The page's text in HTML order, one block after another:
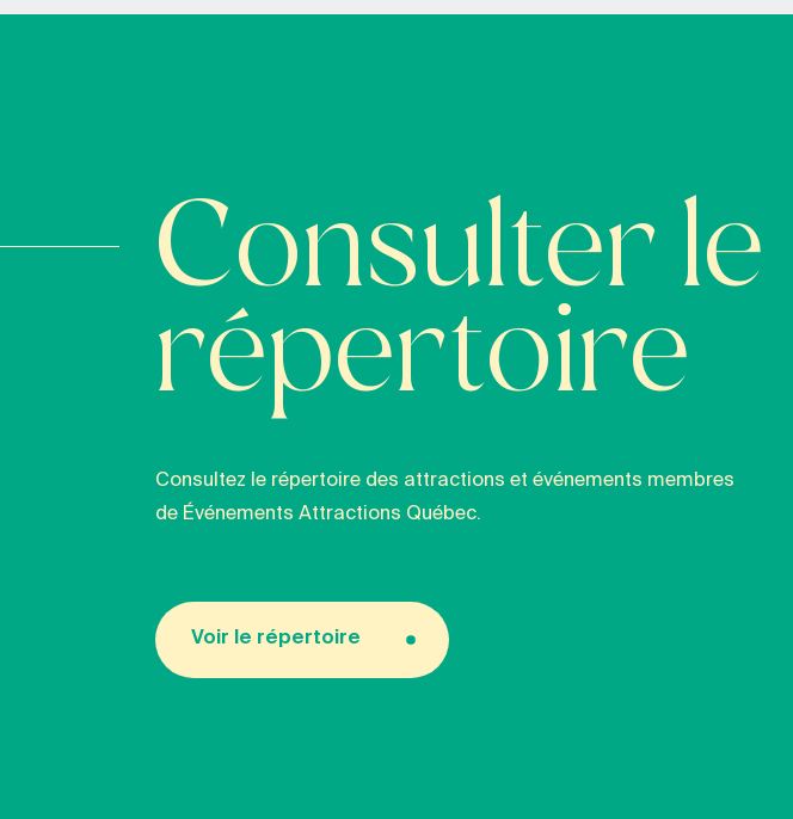
Consulter le
répertoire
Consultez le répertoire des attractions et événements membres
de Événements Attractions Québec.
Voir le répertoire